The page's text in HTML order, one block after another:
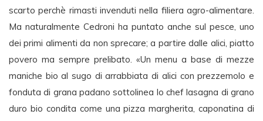
scarto perchè rimasti invenduti nella filiera agro-alimentare.
Ma naturalmente Cedroni ha puntato anche sul pesce, uno
dei primi alimenti da non sprecare; a partire dalle alici, piatto
povero ma sempre prelibato. «Un menu a base di mezze
maniche bio al sugo di arrabbiata di alici con prezzemolo e
fonduta di grana padano sottolinea lo chef lasagna di grano
duro bio condita come una pizza margherita, caponatina di